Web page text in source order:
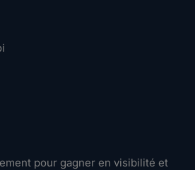
pour gagner en visibilité et